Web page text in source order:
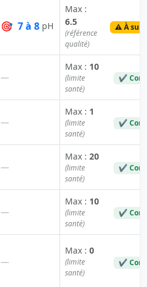
🎯 7 à 8 pH
Max :
6.5
(référence
qualité)
⚠️ À
—
Max : 10
(limite
santé)
✔
—
Max : 1
(limite
santé)
✔
—
Max : 20
(limite
santé)
✔
—
Max : 10
(limite
santé)
✔
—
Max : 0
(limite
santé)
✔